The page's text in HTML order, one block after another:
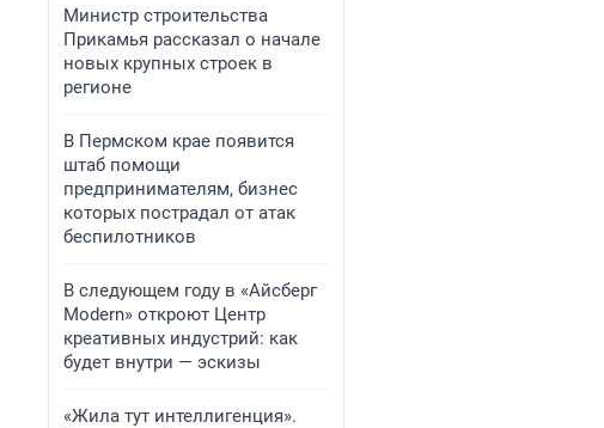
Министр строительства
Прикамья рассказал о начале
новых крупных строек в
регионе
В Пермском крае появится
штаб помощи
предпринимателям, бизнес
которых пострадал от атак
беспилотников
В следующем году в «Айсберг
Modern» откроют Центр
креативных индустрий: как
будет внутри — эскизы
«Жила тут интеллигенция».